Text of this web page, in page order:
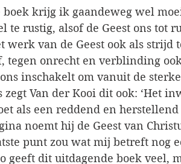
krijg ik gaandeweg wel
rustig, alsof de Geest ons tot
werk van de Geest ook als strijd
tegen onrecht en verblinding
inschakelt om vanuit de
Van der Kooi dit ook: ‘Het
als een reddend en
noemt hij de Geest van
punt zou wat mij betreft nog
dit uitdagende boek veel,